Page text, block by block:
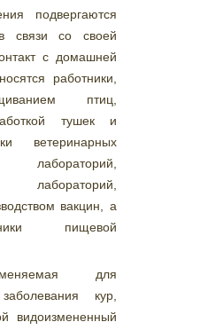
подвергаются
связи со своей
с домашней
работники,
птиц,
тушек и
ветеринарных
лабораторий,
лабораторий,
вакцин, а
пищевой
для
кур,
видоизмененный